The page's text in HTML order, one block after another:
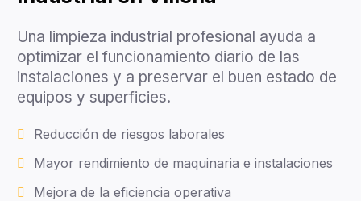
Una limpieza industrial profesional ayuda a
optimizar el funcionamiento diario de las
instalaciones y a preservar el buen estado de
equipos y superficies.
Reducción de riesgos laborales
Mayor rendimiento de maquinaria e instalaciones
Mejora de la eficiencia operativa